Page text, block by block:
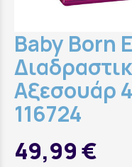
Baby Born
Αξεσουάρ
116724
49,99 €